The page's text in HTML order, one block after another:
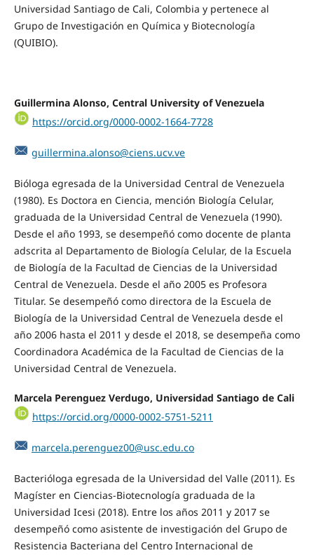
Universidad Santiago de Cali, Colombia y pertenece al
Grupo de Investigación en Química y Biotecnología
(QUIBIO).
Guillermina Alonso, Central University of Venezuela
https://orcid.org/0000-0002-1664-7728
guillermina.alonso@ciens.ucv.ve
Bióloga egresada de la Universidad Central de Venezuela
(1980). Es Doctora en Ciencia, mención Biología Celular,
graduada de la Universidad Central de Venezuela (1990).
Desde el año 1993, se desempeñó como docente de planta
adscrita al Departamento de Biología Celular, de la Escuela
de Biología de la Facultad de Ciencias de la Universidad
Central de Venezuela. Desde el año 2005 es Profesora
Titular. Se desempeñó como directora de la Escuela de
Biología de la Universidad Central de Venezuela desde el
año 2006 hasta el 2011 y desde el 2018, se desempeña como
Coordinadora Académica de la Facultad de Ciencias de la
Universidad Central de Venezuela.
Marcela Perenguez Verdugo, Universidad Santiago de Cali
https://orcid.org/0000-0002-5751-5211
marcela.perenguez00@usc.edu.co
Bacterióloga egresada de la Universidad del Valle (2011). Es
Magíster en Ciencias-Biotecnología graduada de la
Universidad Icesi (2018). Entre los años 2011 y 2017 se
desempeñó como asistente de investigación del Grupo de
Resistencia Bacteriana del Centro Internacional de